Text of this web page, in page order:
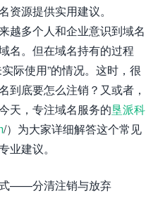
资源提供实用建议。
越多个人和企业意识到域名
名。但在域名持有的过程
际使用”的情况。这时，很
到底要怎么注销？又或者，
天，专注域名服务的垦派科
/）为大家详细解答这个常见
业建议。
——分清注销与放弃